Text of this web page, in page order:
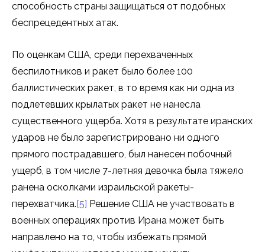
способность страны защищаться от подобных
беспрецедентных атак.
По оценкам США, среди перехваченных
беспилотников и ракет было более 100
баллистических ракет, в то время как ни одна из
подлетевших крылатых ракет не нанесла
существенного ущерба. Хотя в результате иранских
ударов не было зарегистрировано ни одного
прямого пострадавшего, был нанесен побочный
ущерб, в том числе 7-летняя девочка была тяжело
ранена осколками израильской ракеты-
перехватчика. [5] Решение США не участвовать в
военных операциях против Ирана может быть
направлено на то, чтобы избежать прямой